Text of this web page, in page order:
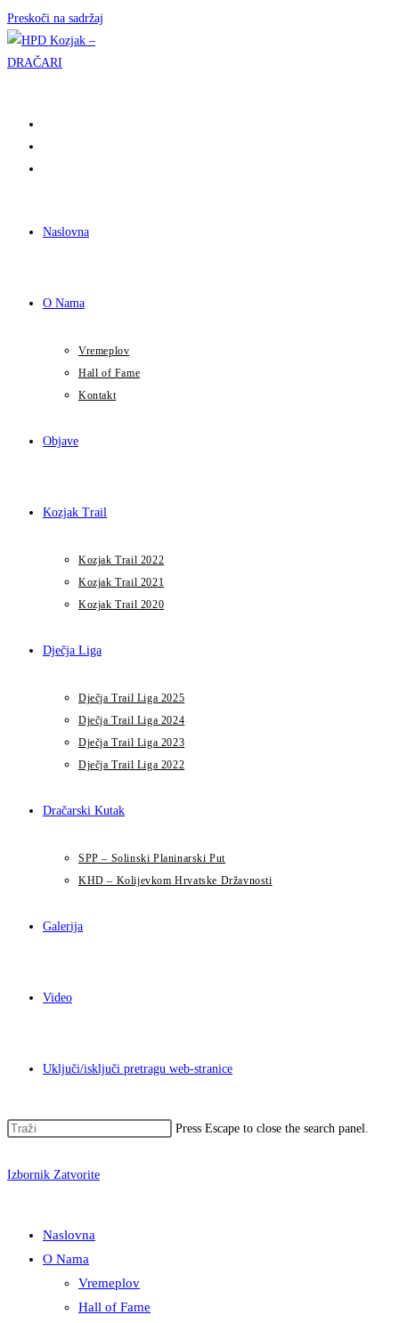
Preskoči na sadržaj
Naslovna
O Nama
Vremeplov
Hall of Fame
Kontakt
Objave
Kozjak Trail
Kozjak Trail 2022
Kozjak Trail 2021
Kozjak Trail 2020
Dječja Liga
Dječja Trail Liga 2025
Dječja Trail Liga 2024
Dječja Trail Liga 2023
Dječja Trail Liga 2022
Dračarski Kutak
SPP – Solinski Planinarski Put
KHD – Kolijevkom Hrvatske Državnosti
Galerija
Video
Uključi/isključi pretragu web-stranice
Press Escape to close the search panel.
Izbornik Zatvorite
Naslovna
O Nama
Vremeplov
Hall of Fame